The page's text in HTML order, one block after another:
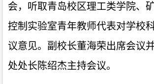
会，听取青岛校区理工类学院、
控制实验室青年教师代表对学校
议意见。副校长董海荣出席会议
处处长陈绍杰主持会议。